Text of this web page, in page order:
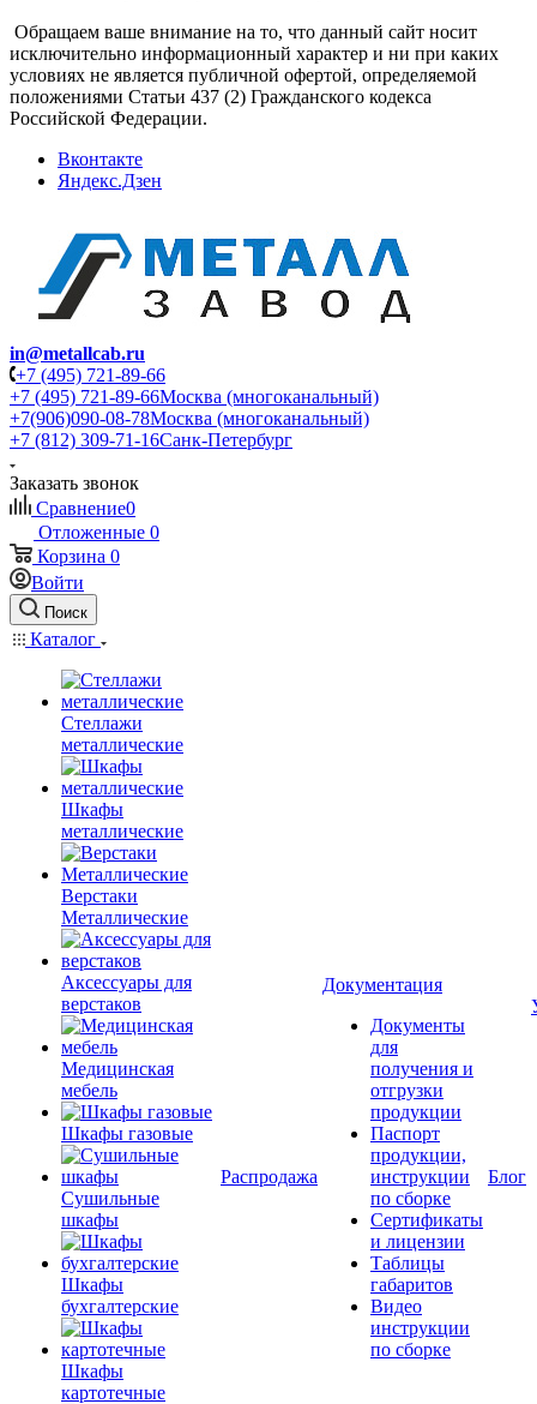
Обращаем ваше внимание на то, что данный сайт носит
исключительно информационный характер и ни при каких
условиях не является публичной офертой, определяемой
положениями Статьи 437 (2) Гражданского кодекса
Российской Федерации.
Вконтакте
Яндекс.Дзен
in@metallcab.ru
+7 (495) 721-89-66
+7 (495) 721-89-66Москва (многоканальный)
+7(906)090-08-78Москва (многоканальный)
+7 (812) 309-71-16Санк-Петербург
Заказать звонок
Сравнение0
Отложенные 0
Корзина 0
Войти
Поиск
Каталог
Стеллажи
металлические
Шкафы
металлические
Верстаки
Металлические
Аксессуары для
верстаков
Медицинская
мебель
Шкафы газовые
Сушильные
шкафы
Шкафы
бухгалтерские
Шкафы
картотечные
Распродажа
Документация
Документы
для
получения и
отгрузки
продукции
Паспорт
продукции,
инструкции
по сборке
Сертификаты
и лицензии
Таблицы
габаритов
Видео
инструкции
по сборке
Блог